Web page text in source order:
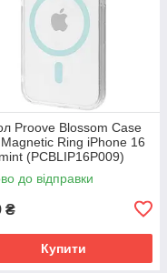
Proove Blossom Case
Ring iPhone 16
(PCBLIP16P009)
до відправки
₴
Купити